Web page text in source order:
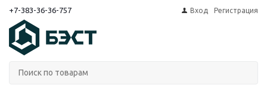
+7-383-36-36-757 Вход Регистрация